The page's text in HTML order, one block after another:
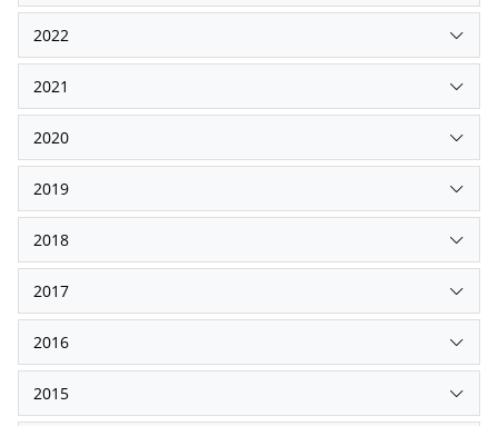
2022
2021
2020
2019
2018
2017
2016
2015